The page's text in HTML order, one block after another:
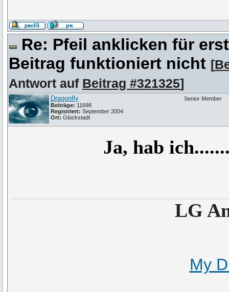
Re: Pfeil anklicken für
Beitrag funktioniert nicht [
Antwort auf Beitrag #321325]
Dragonfly
Beiträge: 11698
Registriert: September 2004
Ort: Glückstadt
Senior Member
Ja, hab
LG
My